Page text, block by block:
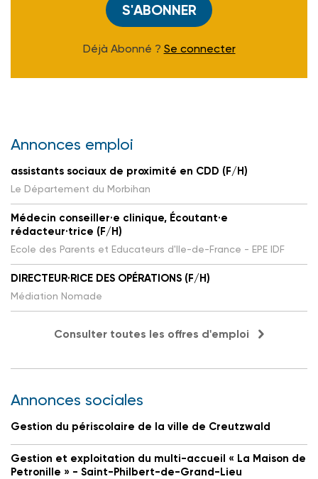
S'ABONNER
Déjà Abonné ? Se connecter
Annonces emploi
assistants sociaux de proximité en CDD (F/H)
Le Département du Morbihan
Médecin conseiller·e clinique, Écoutant·e
rédacteur·trice (F/H)
Ecole des Parents et Educateurs d'Ile-de-France - EPE IDF
DIRECTEUR·RICE DES OPÉRATIONS (F/H)
Médiation Nomade
Consulter toutes les offres d'emploi
Annonces sociales
Gestion du périscolaire de la ville de Creutzwald
Gestion et exploitation du multi-accueil « La Maison de
Petronille » - Saint-Philbert-de-Grand-Lieu